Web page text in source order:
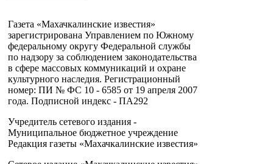
Газета «Махачкалинские известия»
зарегистрирована Управлением по Южному
федеральному округу Федеральной службы
по надзору за соблюдением законодательства
в сфере массовых коммуникаций и охране
культурного наследия. Регистрационный
номер: ПИ № ФС 10 - 6585 от 19 апреля 2007
года. Подписной индекс - ПА292
Учредитель сетевого издания -
Муниципальное бюджетное учреждение
Редакция газеты «Махачкалинские известия»